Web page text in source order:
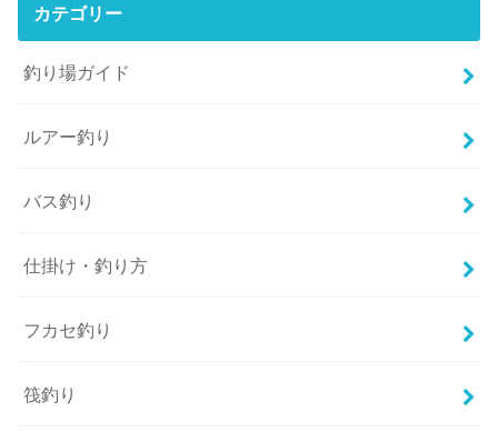
カテゴリー
釣り場ガイド
ルアー釣り
バス釣り
仕掛け・釣り方
フカセ釣り
筏釣り